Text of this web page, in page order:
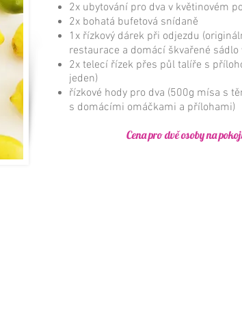
​2x ubytování pro dva v květinovém
2x bohatá bufetová snídaně
1x řízkový dárek při odjezdu
restaurace a domácí škvařené
2x telecí řízek přes půl talíře s
jeden)
řízkové hody pro dva (500g mísa s
s domácími omáčkami a přílohami)
Cena pro dvě osoby na